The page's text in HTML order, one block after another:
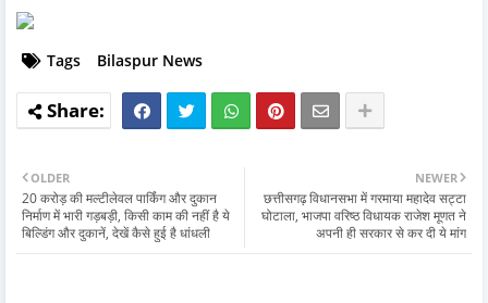
Tags Bilaspur News
NEWER
छत्तीसगढ़ विधानसभा में गरमाया महादेव सट्टा
घोटाला, भाजपा वरिष्ठ विधायक राजेश मूणत ने
अपनी ही सरकार से कर दी ये मांग
OLDER
20 करोड़ की मल्टीलेवल पार्किंग और दुकान
निर्माण में भारी गड़बड़ी, किसी काम की नहीं है ये
बिल्डिंग और दुकानें, देखें कैसे हुई है धांधली